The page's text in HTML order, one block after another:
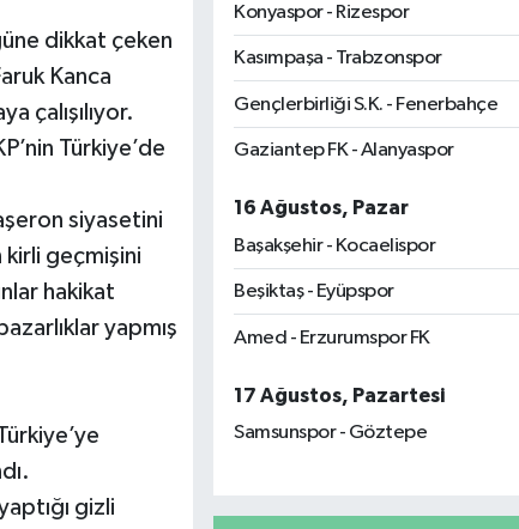
dikkat çeken
Kanca
çalışılıyor.
Türkiye’de
siyasetini
geçmişini
hakikat
yapmış
gizli
Konyaspor - Rizespor
Kasımpaşa - Trabzonspor
Gençlerbirliği S.K. - Fenerbahçe
Gaziantep FK - Alanyaspor
16 Ağustos, Pazar
Başakşehir - Kocaelispor
Beşiktaş - Eyüpspor
Amed - Erzurumspor FK
17 Ağustos, Pazartesi
Samsunspor - Göztepe